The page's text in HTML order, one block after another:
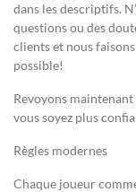
dans les descriptifs.
questions ou des
clients et nous
possible!
Revoyons
vous soyez plus
Règles modernes
Chaque joueur